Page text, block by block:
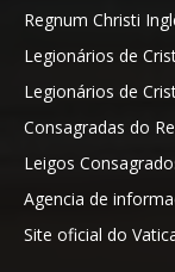
Regnum Christi
Legionários de
Legionários de
Consagradas do
Leigos
Agencia de
Site oficial do